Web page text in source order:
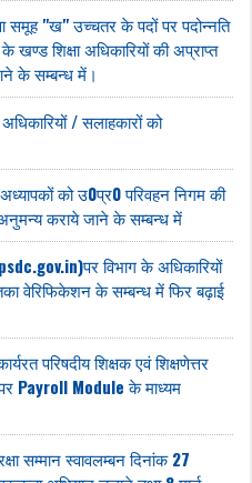
समूह "ख" उच्चतर के पदों पर पदोन्नति
खण्ड शिक्षा अधिकारियों की अप्राप्त
के सम्बन्ध में।
/ सलाहकारों को
को उ0प्र0 परिवहन निगम की
अनुमन्य कराये जाने के सम्बन्ध में
विभाग के अधिकारियों
वेरिफिकेशन के सम्बन्ध में फिर बढ़ाई
परिषदीय शिक्षक एवं शिक्षणेत्तर
पर Payroll Module के माध्यम
सम्मान स्वावलम्बन दिनांक 27